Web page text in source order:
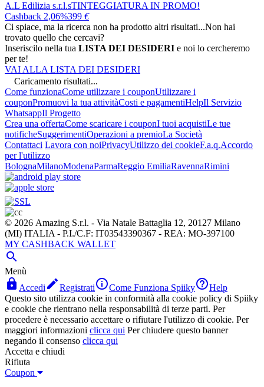
A.L Edilizia s.r.l.sTINTEGGIATURA IN PROMO!
Cashback 2,06%399 €
Ci spiace, ma la ricerca non ha prodotto altri risultati...Non hai
trovato quello che cercavi?
Inseriscilo nella tua LISTA DEI DESIDERI e noi lo cercheremo
per te!
VAI ALLA LISTA DEI DESIDERI
Caricamento risultati...
Come funzionaCome utilizzare i couponUtilizzare i
couponPromuovi la tua attivitàCosti e pagamentiHelpIl Servizio
WhatsappIl Progetto
Crea una offertaCome scaricare i couponI tuoi acquistiLe tue
notificheSuggerimentiOperazioni a premioLa Società
Contattaci Lavora con noiPrivacyUtilizzo dei cookieF.a.q.Accordo
per l'utilizzo
BolognaMilanoModenaParmaReggio EmiliaRavennaRimini
© 2026 Amazing S.r.l. - Via Natale Battaglia 12, 20127 Milano
(MI) ITALIA - P.I./C.F: IT03543390367 - REA: MO-397100
MY CASHBACK WALLET

Menù
 Accedi RegistratiCome Funziona SpiikyHelp
Questo sito utilizza cookie in conformità alla cookie policy di Spiiky
e cookie che rientrano nella responsabilità di terze parti. Per
procedere è necessario accettare o rifiutare l'utilizzo di cookie. Per
maggiori informazioni clicca qui Per chiudere questo banner
negando il consenso clicca qui
Accetta e chiudi
Rifiuta
Coupon